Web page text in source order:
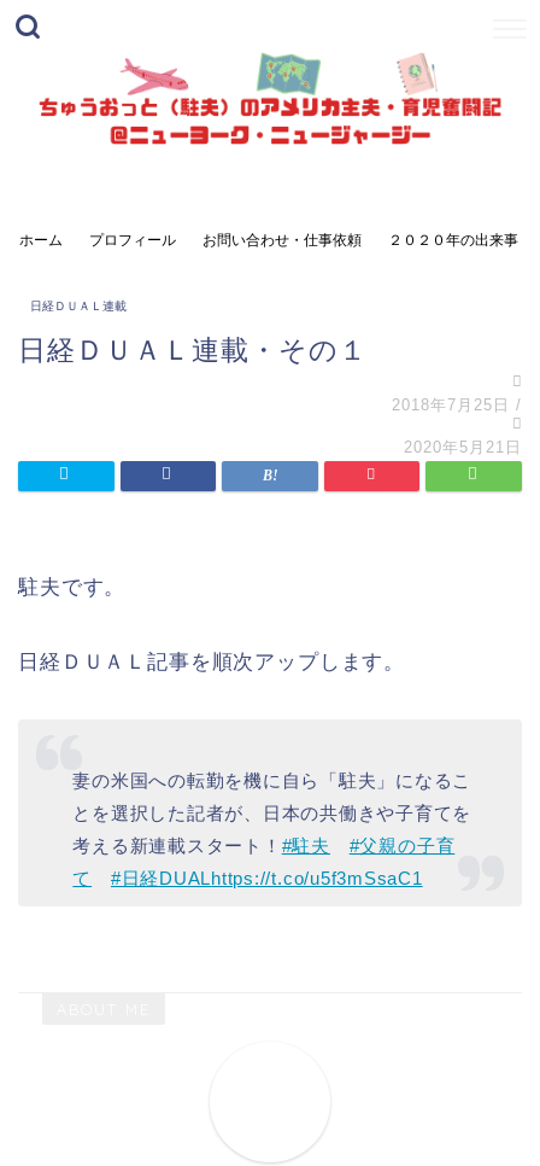
ホーム プロフィール お問い合わせ・仕事依頼 ２０２０年の出来事
日経ＤＵＡＬ連載
日経ＤＵＡＬ連載・その１
2018年7月25日 /
2020年5月21日
駐夫です。
日経ＤＵＡＬ記事を順次アップします。
妻の米国への転勤を機に自ら「駐夫」になるこ
とを選択した記者が、日本の共働きや子育てを
考える新連載スタート！ #駐夫
#父親の子育
て
#日経DUALhttps://t.co/u5f3mSsaC1